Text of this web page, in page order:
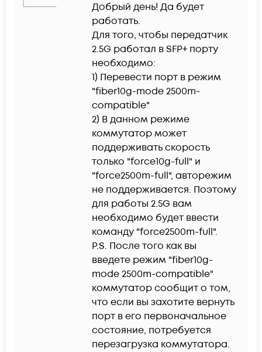
Добрый день! Да будет
работать.
Для того, чтобы передатчик
2.5G работал в SFP+ порту
необходимо:
1) Перевести порт в режим
"fiber10g-mode 2500m-
compatible"
2) В данном режиме
коммутатор может
поддерживать скорость
только "force10g-full" и
"force2500m-full", авторежим
не поддерживается. Поэтому
для работы 2.5G вам
необходимо будет ввести
команду "force2500m-full".
P.S. После того как вы
введете режим "fiber10g-
mode 2500m-compatible"
коммутатор сообщит о том,
что если вы захотите вернуть
порт в его первоначальное
состояние, потребуется
перезагрузка коммутатора.